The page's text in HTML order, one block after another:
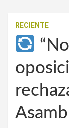
RECIENTE